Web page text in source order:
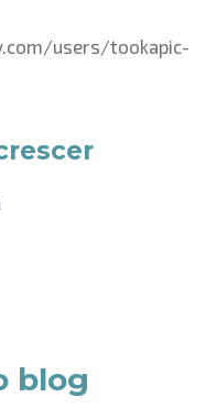
users/tookapic-
blog